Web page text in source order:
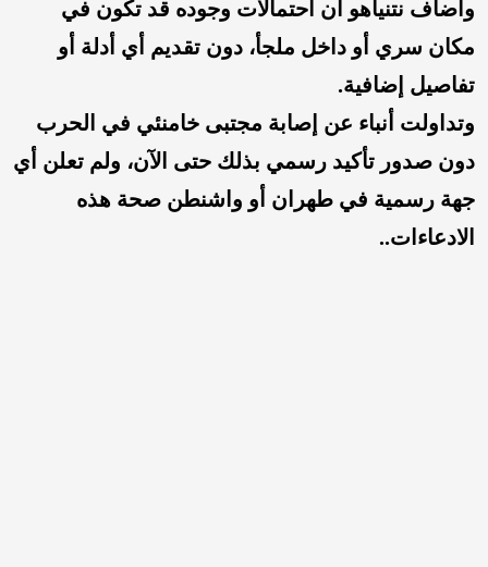
وأضاف نتنياهو أن احتمالات وجوده قد تكون في
مكان سري أو داخل ملجأ، دون تقديم أي أدلة أو
تفاصيل إضافية.
وتداولت أنباء عن إصابة مجتبى خامنئي في الحرب
دون صدور تأكيد رسمي بذلك حتى الآن، ولم تعلن أي
جهة رسمية في طهران أو واشنطن صحة هذه
الادعاءات..